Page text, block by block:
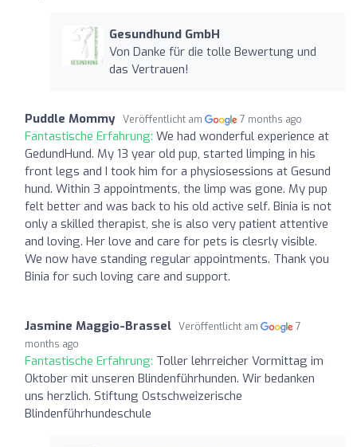
Gesundhund GmbH
Von Danke für die tolle Bewertung und
das Vertrauen!
Puddle Mommy Veröffentlicht am 7 months ago
Fantastische Erfahrung: We had wonderful experience at
GedundHund. My 13 year old pup, started limping in his
front legs and I took him for a physiosessions at Gesund
hund. Within 3 appointments, the limp was gone. My pup
felt better and was back to his old active self. Binia is not
only a skilled therapist, she is also very patient attentive
and loving. Her love and care for pets is clesrly visible.
We now have standing regular appointments. Thank you
Binia for such loving care and support.
Jasmine Maggio-Brassel Veröffentlicht am
7
months ago
Fantastische Erfahrung: Toller lehrreicher Vormittag im
Oktober mit unseren Blindenführhunden. Wir bedanken
uns herzlich. Stiftung Ostschweizerische
Blindenführhundeschule